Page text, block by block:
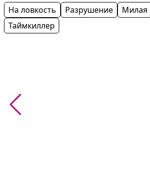
На ловкость
Разрушение Милая
Таймкиллер